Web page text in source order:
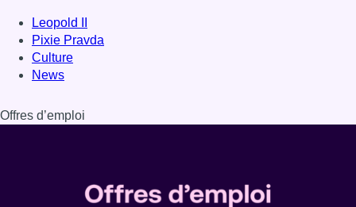
Leopold II
Pixie Pravda
Culture
News
Offres d’emploi